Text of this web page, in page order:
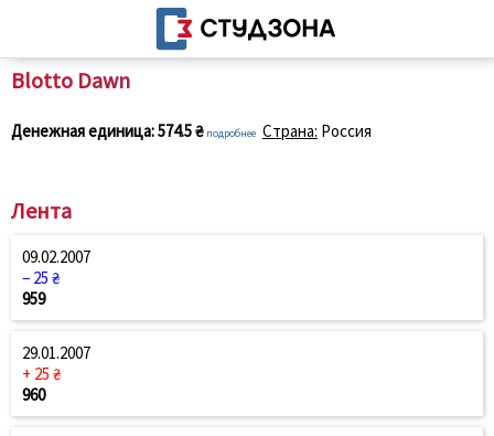
Blotto Dawn
Денежная единица:574.5 ₴ подробнее Страна: Россия
Лента
09.02.2007
− 25 ₴
959
29.01.2007
+ 25 ₴
960